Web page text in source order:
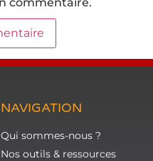
NAVIGATION
Qui sommes-nous ?
Nos outils & ressources